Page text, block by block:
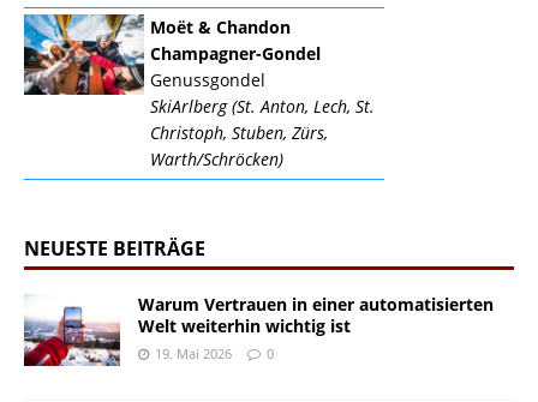
Moët & Chandon
Champagner-Gondel
Genussgondel
SkiArlberg (St. Anton, Lech, St.
Christoph, Stuben, Zürs,
Warth/Schröcken)
NEUESTE BEITRÄGE
Warum Vertrauen in einer automatisierten
Welt weiterhin wichtig ist
19. Mai 2026 0